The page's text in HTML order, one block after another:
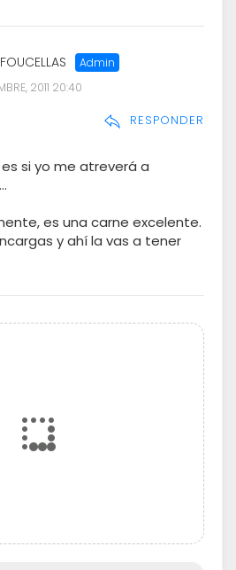
2011 20:40
RESPONDER
si yo me atreverá a
es una carne excelente.
y ahí la vas a tener